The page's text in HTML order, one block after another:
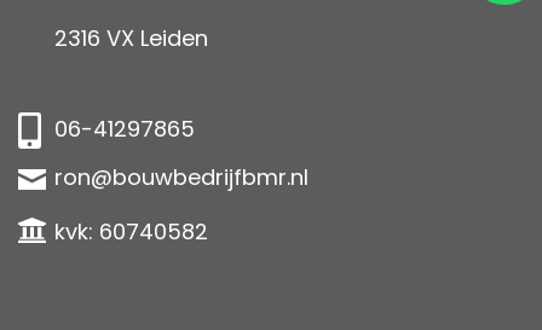
2316 VX Leiden
06-41297865
ron@bouwbedrijfbmr.nl
kvk: 60740582